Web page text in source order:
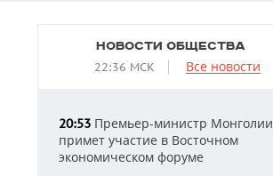
НОВОСТИ ОБЩЕСТВА
22:36 МСК Все новости
20:53 Премьер-министр Монголии
примет участие в Восточном
экономическом форуме